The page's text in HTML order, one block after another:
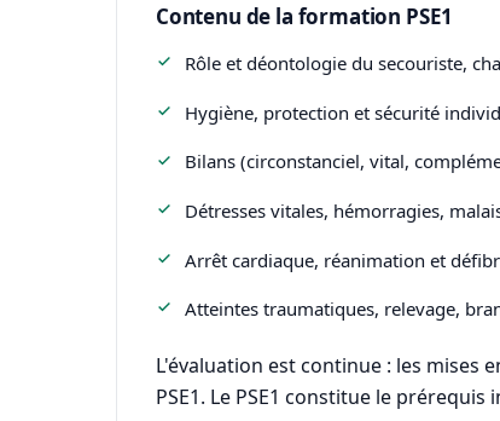
Contenu de la formation PSE1
Rôle et déontologie du secouriste,
Hygiène, protection et sécurité
Bilans (circonstanciel, vital,
Détresses vitales, hémorragies,
Arrêt cardiaque, réanimation et
Atteintes traumatiques, relevage,
L'évaluation est continue : les mises
PSE1. Le PSE1 constitue le